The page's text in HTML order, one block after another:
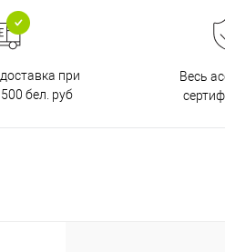
при
бел. руб
Весь